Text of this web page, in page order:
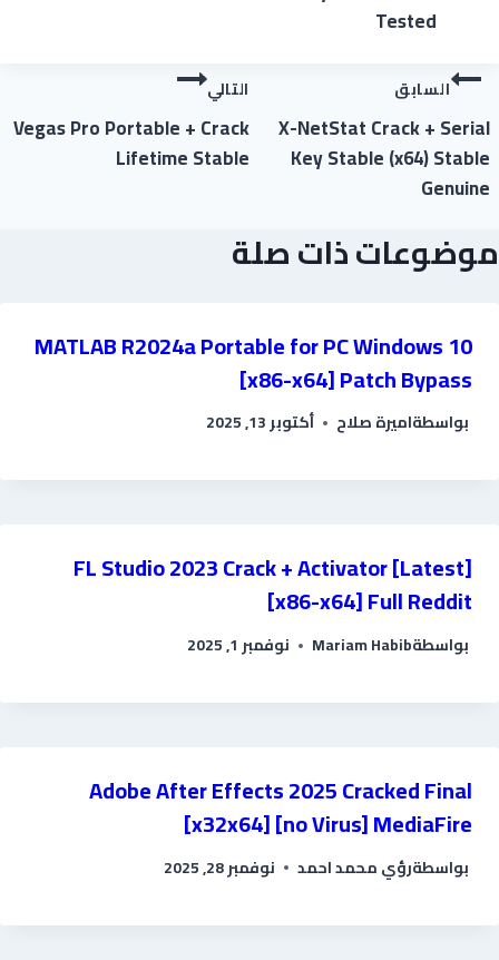
Tested
السابق
X-NetStat Crack + Serial
Key Stable (x64) Stable
Genuine
التالي
Vegas Pro Portable + Crack
Lifetime Stable
موضوعات ذات صلة
MATLAB R2024a Portable for PC Windows 10
[x86-x64] Patch Bypass
بواسطةاميرة صلاح أكتوبر 13, 2025
FL Studio 2023 Crack + Activator [Latest]
[x86-x64] Full Reddit
بواسطةMariam Habib نوفمبر 1, 2025
Adobe After Effects 2025 Cracked Final
[x32x64] [no Virus] MediaFire
بواسطةرؤي محمد احمد نوفمبر 28, 2025